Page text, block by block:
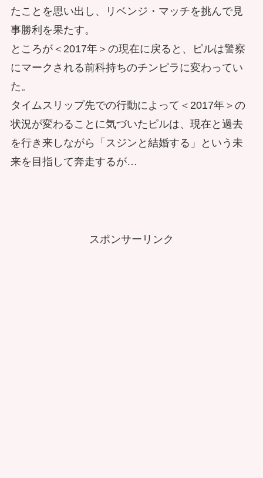
たことを思い出し、リベンジ・マッチを挑んで見
事勝利を果たす。
ところが＜2017年＞の現在に戻ると、ピルは警察
にマークされる前科持ちのチンピラに変わってい
た。
タイムスリップ先での行動によって＜2017年＞の
状況が変わることに気づいたピルは、現在と過去
を行き来しながら「スジンと結婚する」という未
来を目指して奔走するが…
スポンサーリンク